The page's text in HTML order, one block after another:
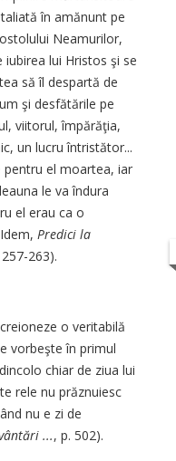
în amănunt pe
Nea­murilor,
lui Hristos şi se
să îl despartă de
şi desfătările pe
viitorul, împărăţia,
un lucru întristător...
pentru el moartea, iar
le va îndura
el erau ca o
Predici la
263).
o veritabilă
vorbeşte în primul
chiar de ziua lui
rele nu prăznuiesc
nu e zi de
..., p. 502).